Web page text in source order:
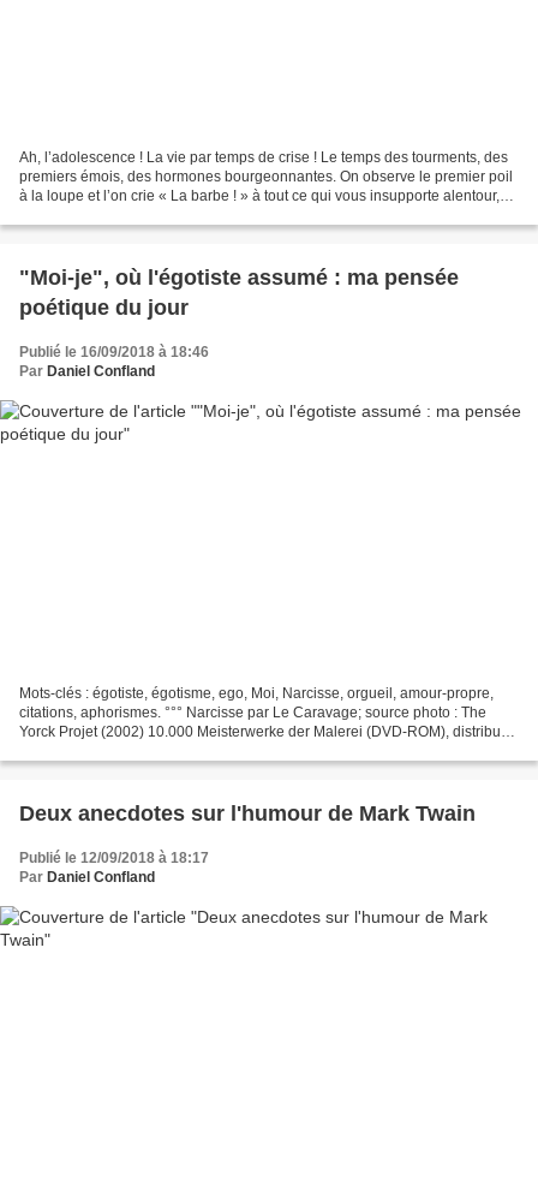
Ah, l’adolescence ! La vie par temps de crise ! Le temps des tourments, des
premiers émois, des hormones bourgeonnantes. On observe le premier poil
à la loupe et l’on crie « La barbe ! » à tout ce qui vous insupporte alentour,
"Moi-je", où l'égotiste assumé : ma pensée
poétique du jour
Publié le 16/09/2018 à 18:46
Par Daniel Confland
Mots-clés : égotiste, égotisme, ego, Moi, Narcisse, orgueil, amour-propre,
citations, aphorismes. °°° Narcisse par Le Caravage; source photo : The
Yorck Projet (2002) 10.000 Meisterwerke der Malerei (DVD-ROM), distribué
Deux anecdotes sur l'humour de Mark Twain
Publié le 12/09/2018 à 18:17
Par Daniel Confland